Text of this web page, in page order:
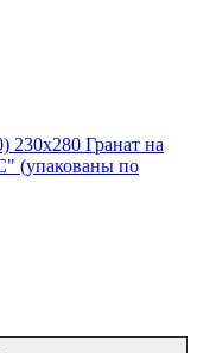
Гранат на
(упакованы по